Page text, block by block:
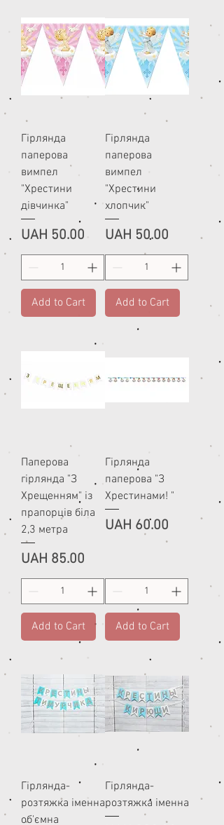
Гірлянда
паперова
вимпел
"Хрестини
дівчинка"
Price
UAH 50.00
Add to Cart
Гірлянда
паперова
вимпел
"Хрестини
хлопчик"
Price
UAH 50.00
Add to Cart
Паперова
гірлянда "З
Хрещенням" із
прапорців біла
2,3 метра
Price
UAH 85.00
Add to Cart
Гірлянда
паперова "З
Хрестинами! "
Price
UAH 60.00
Add to Cart
Гірлянда-
розтяжка іменна
об'ємна
Гірлянда-
розтяжка іменна